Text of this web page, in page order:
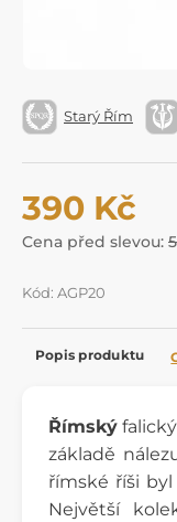
Starý Řím
390 Kč
Cena před slevou:
Kód: AGP20
Popis produktu
Římský falický
základě
římské říši
Největší